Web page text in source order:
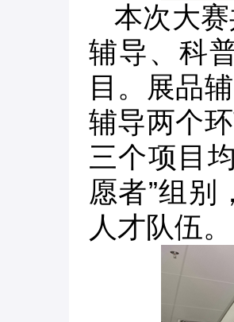
本次大
辅导、科
目。展品
辅导两个
三个项目
愿者”组别
人才队伍。